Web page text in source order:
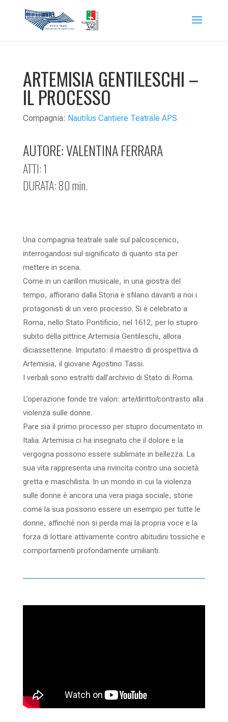
ARTEMISIA GENTILESCHI –
IL PROCESSO
Compagnia: Nautilus Cantiere Teatrale APS
AUTORE:VALENTINA FERRARA
ATTI: 1
DURATA: 80 min.
Una compagnia teatrale sale sul palcoscenico,
interrogandosi sul significato di quanto sta per
mettere in scena.
Come in un carillon musicale, in una giostra del
tempo, affiorano dalla Storia e sfilano davanti a noi i
protagonisti di un vero processo. Si è celebrato a
Roma, nello Stato Pontificio, nel 1612, per lo stupro
subito della pittrice Artemisia Gentileschi, allora
diciassettenne. Imputato: il maestro di prospettiva di
Artemisia, il giovane Agostino Tassi.
I verbali sono estratti dall’archivio di Stato di Roma.
L’operazione fonde tre valori: arte/diritto/contrasto alla
violenza sulle donne.
Pare sia il primo processo per stupro documentato in
Italia. Artemisia ci ha insegnato che il dolore e la
vergogna possono essere sublimate in bellezza. La
sua vita rappresenta una rivincita contro una società
gretta e maschilista. In un mondo in cui la violenza
sulle donne è ancora una vera piaga sociale, storie
come la sua possono essere un esempio per tutte le
donne, affinché non si perda mai la propria voce e la
forza di lottare attivamente contro abitudini tossiche e
comportamenti profondamente umilianti.